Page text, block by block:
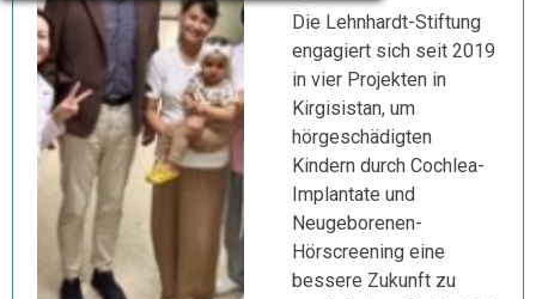
Die Lehnhardt-Stiftung
engagiert sich seit 2019
in vier Projekten in
Kirgisistan, um
hörgeschädigten
Kindern durch Cochlea-
Implantate und
Neugeborenen-
Hörscreening eine
bessere Zukunft zu